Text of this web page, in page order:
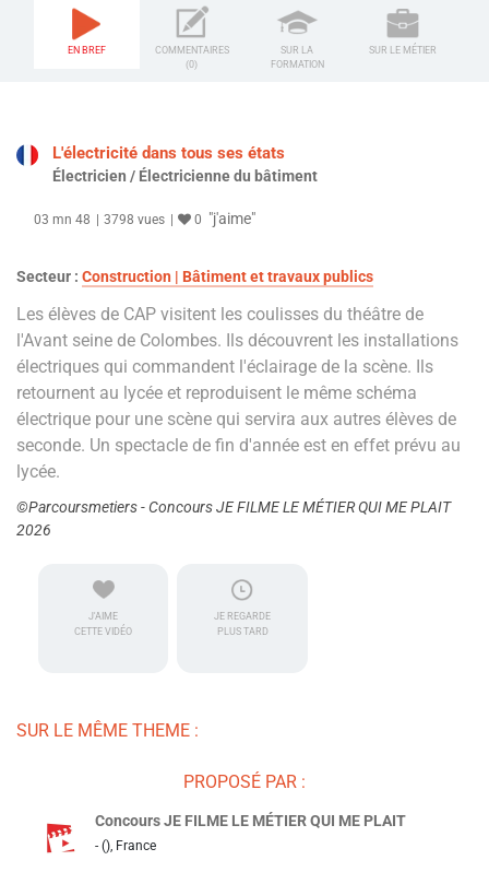
EN BREF
COMMENTAIRES
(0)
SUR LA
FORMATION
SUR LE MÉTIER
L'électricité dans tous ses états
Électricien / Électricienne du bâtiment
03 mn 48 3798 vues 0 "j'aime"
Secteur : Construction | Bâtiment et travaux publics
Les élèves de CAP visitent les coulisses du théâtre de
l'Avant seine de Colombes. Ils découvrent les installations
électriques qui commandent l'éclairage de la scène. Ils
retournent au lycée et reproduisent le même schéma
électrique pour une scène qui servira aux autres élèves de
seconde. Un spectacle de fin d'année est en effet prévu au
lycée.
©Parcoursmetiers - Concours JE FILME LE MÉTIER QUI ME PLAIT
2026
J'AIME
CETTE VIDÉO
JE REGARDE
PLUS TARD
SUR LE MÊME THEME :
PROPOSÉ PAR :
Concours JE FILME LE MÉTIER QUI ME PLAIT
- (), France